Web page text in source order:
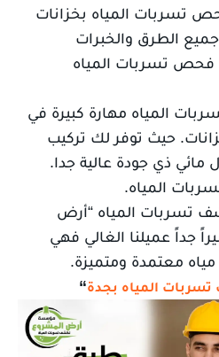
تسربات المياه بخزانات
جميع الطرق والخبرات
فحص تسربات المياه
المياه مهارة كبيرة في
حيث توفر لك تركيب
مائي ذي جودة عالية جدا.
المياه.
تسربات المياه “أرض
جداً عميلنا الغالي فهي
معتمدة ومتميزة.
المياه بجدة“